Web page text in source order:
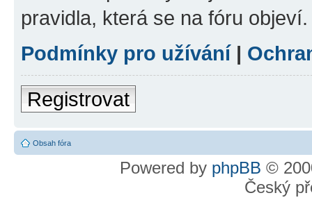
pravidla, která se na fóru objeví.
Podmínky pro užívání|
Registrovat
Obsah fóra
Powered by phpBB ©
Český